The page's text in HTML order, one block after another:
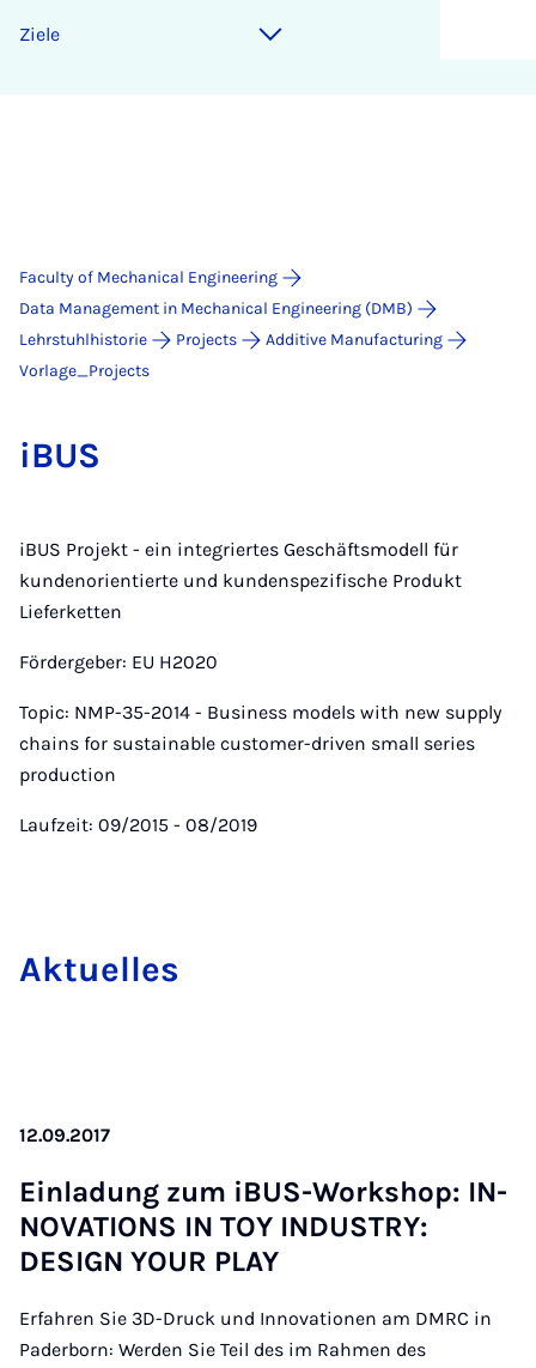
Ziele
Faculty of Mechanical Engineering
Data Management in Mechanical Engineering (DMB)
Lehrstuhlhistorie
Projects
Additive Manufacturing
Vorlage_Projects
iBUS
iBUS Projekt - ein integriertes Geschäftsmodell für
kundenorientierte und kundenspezifische Produkt
Lieferketten
Fördergeber: EU H2020
Topic: NMP-35-2014 - Business models with new supply
chains for sustainable customer-driven small series
production
Laufzeit: 09/2015 - 08/2019
Ak­tuelles
12.09.2017
Ein­ladung zum iBUS-Work­shop: IN­
NOV­A­TIONS IN TOY IN­DUSTRY:
DESIGN YOUR PLAY
Erfahren Sie 3D-Druck und Innovationen am DMRC in
Paderborn: Werden Sie Teil des im Rahmen des